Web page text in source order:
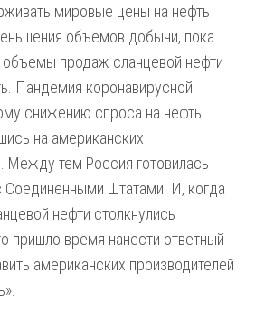
мировые цены на нефть
объемов добычи, пока
продаж сланцевой нефти
Пандемия коронавирусной
снижению спроса на нефть
на американских
Между тем Россия готовилась
Штатами. И, когда
нефти столкнулись
пришло время нанести ответный
американских производителей